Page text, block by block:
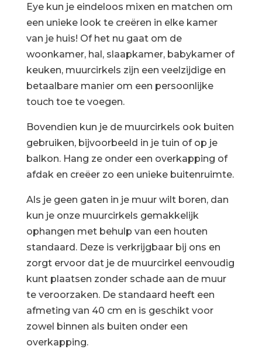
Eye kun je eindeloos mixen en matchen om
een unieke look te creëren in elke kamer
van je huis! Of het nu gaat om de
woonkamer, hal, slaapkamer, babykamer of
keuken, muurcirkels zijn een veelzijdige en
betaalbare manier om een persoonlijke
touch toe te voegen.
Bovendien kun je de muurcirkels ook buiten
gebruiken, bijvoorbeeld in je tuin of op je
balkon. Hang ze onder een overkapping of
afdak en creëer zo een unieke buitenruimte.
Als je geen gaten in je muur wilt boren, dan
kun je onze muurcirkels gemakkelijk
ophangen met behulp van een houten
standaard. Deze is verkrijgbaar bij ons en
zorgt ervoor dat je de muurcirkel eenvoudig
kunt plaatsen zonder schade aan de muur
te veroorzaken. De standaard heeft een
afmeting van 40 cm en is geschikt voor
zowel binnen als buiten onder een
overkapping.